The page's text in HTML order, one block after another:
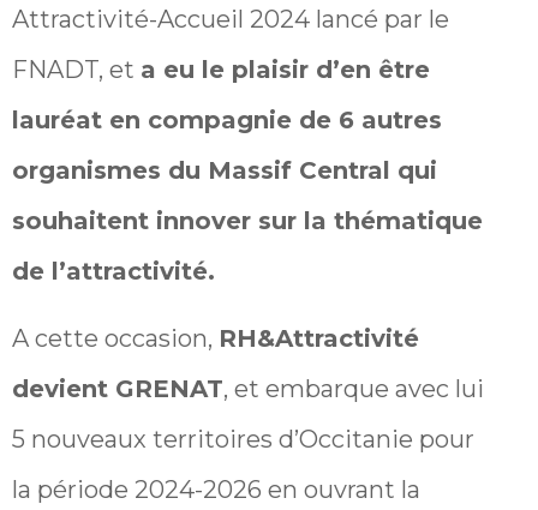
Attractivité-Accueil 2024 lancé par le
FNADT, et a eu le plaisir d’en être
lauréat en compagnie de 6 autres
organismes du Massif Central qui
souhaitent innover sur la thématique
de l’attractivité.
A cette occasion, RH&Attractivité
devient GRENAT, et embarque avec lui
5 nouveaux territoires d’Occitanie pour
la période 2024-2026 en ouvrant la